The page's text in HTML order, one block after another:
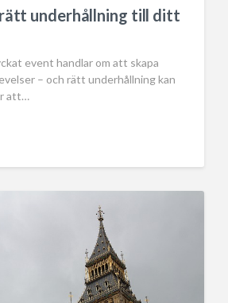
underhållning till ditt
event handlar om att skapa
– och rätt underhållning kan
att…